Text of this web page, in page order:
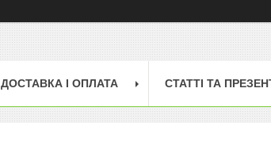
ДОСТАВКА І ОПЛАТА СТАТТІ ТА